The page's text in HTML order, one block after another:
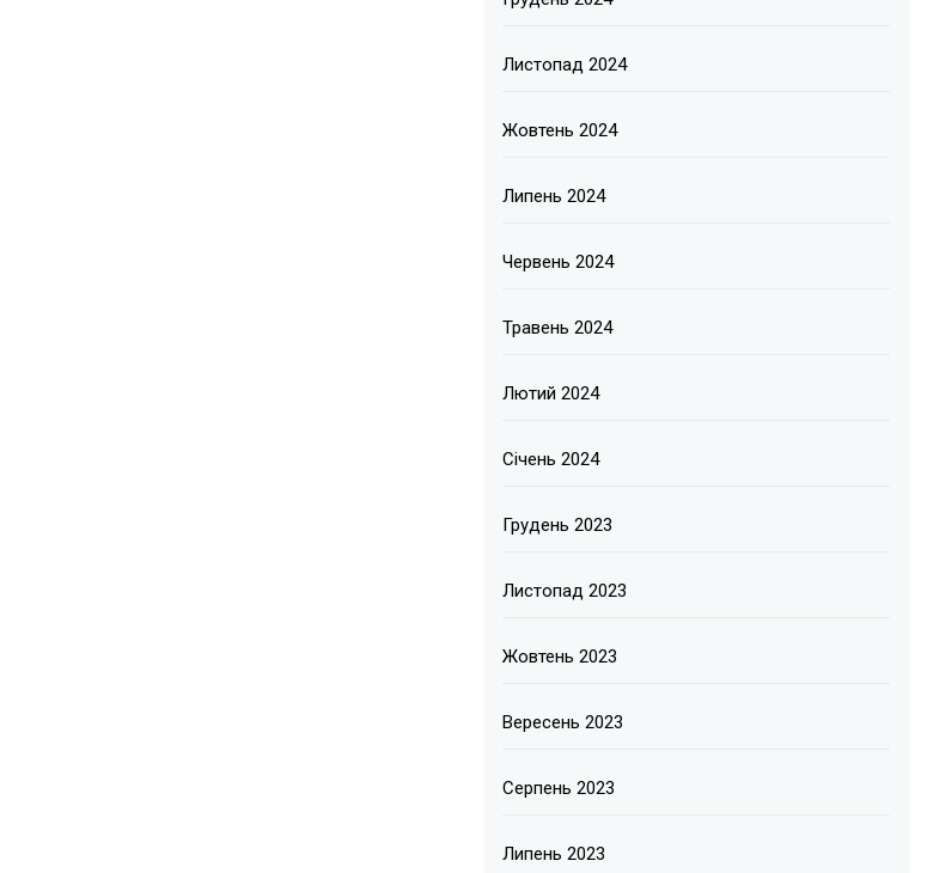
Листопад 2024
Жовтень 2024
Липень 2024
Червень 2024
Травень 2024
Лютий 2024
Січень 2024
Грудень 2023
Листопад 2023
Жовтень 2023
Вересень 2023
Серпень 2023
Липень 2023